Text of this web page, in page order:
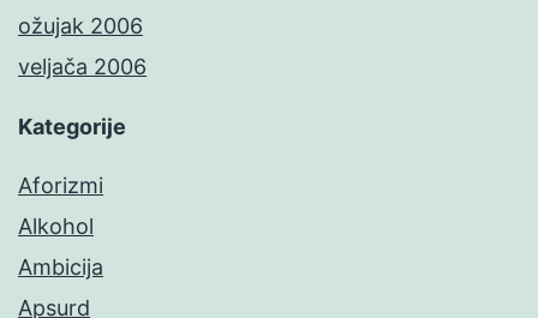
ožujak 2006
veljača 2006
Kategorije
Aforizmi
Alkohol
Ambicija
Apsurd